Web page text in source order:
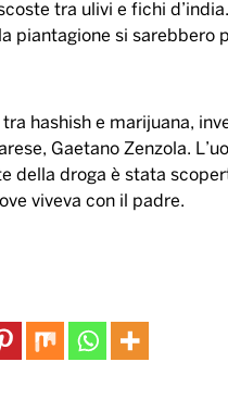
tra ulivi e fichi
piantagione si sarebbero
hashish e marijuana,
Gaetano Zenzola.
della droga è stata
viveva con il padre.